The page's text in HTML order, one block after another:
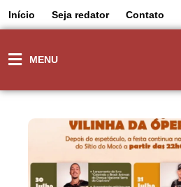
Início Seja redator Contato
MENU